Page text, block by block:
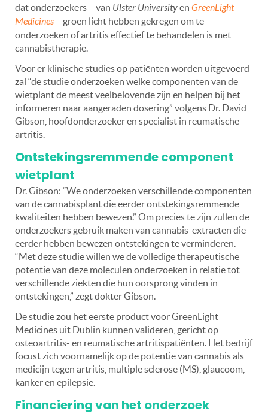
dat onderzoekers – van Ulster Universityen GreenLight
Medicines – groen licht hebben gekregen om te
onderzoeken of artritis effectief te behandelen is met
cannabistherapie.
Voor er klinische studies op patiënten worden uitgevoerd
zal “de studie onderzoeken welke componenten van de
wietplant de meest veelbelovende zijn en helpen bij het
informeren naar aangeraden dosering” volgens Dr. David
Gibson, hoofdonderzoeker en specialist in reumatische
artritis.
Ontstekingsremmende component
wietplant
Dr. Gibson: “We onderzoeken verschillende componenten
van de cannabisplant die eerder ontstekingsremmende
kwaliteiten hebben bewezen.” Om precies te zijn zullen de
onderzoekers gebruik maken van cannabis-extracten die
eerder hebben bewezen ontstekingen te verminderen.
“Met deze studie willen we de volledige therapeutische
potentie van deze moleculen onderzoeken in relatie tot
verschillende ziekten die hun oorsprong vinden in
ontstekingen,” zegt dokter Gibson.
De studie zou het eerste product voor GreenLight
Medicines uit Dublin kunnen valideren, gericht op
osteoartritis- en reumatische artritispatiënten. Het bedrijf
focust zich voornamelijk op de potentie van cannabis als
medicijn tegen artritis, multiple sclerose (MS), glaucoom,
kanker en epilepsie.
Financiering van het onderzoek